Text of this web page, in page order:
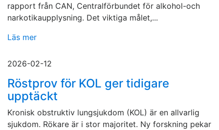
rapport från CAN, Centralförbundet för alkohol-och
narkotikaupplysning. Det viktiga målet,...
Läs mer
2026-02-12
Röstprov för KOL ger tidigare
upptäckt
Kronisk obstruktiv lungsjukdom (KOL) är en allvarlig
sjukdom. Rökare är i stor majoritet. Ny forskning pekar